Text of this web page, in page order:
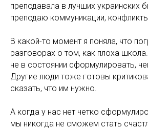
преподавала в лучших украинских
преподаю коммуникации,
В какой-то момент я поняла, что
разговорах о том, как плоха
не в состоянии сформулировать,
Другие люди тоже готовы
сказать, что им нужно.
А когда у нас нет четко
мы никогда не сможем стать